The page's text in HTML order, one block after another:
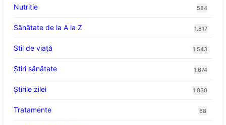
Nutritie 584
Sănătate de la A la Z 1.817
Stil de viaţă 1.543
Ştiri sănătate 1.674
Știrile zilei 1.030
Tratamente 68